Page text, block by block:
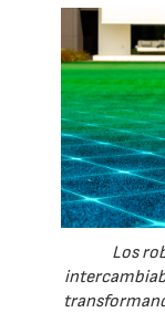
Los